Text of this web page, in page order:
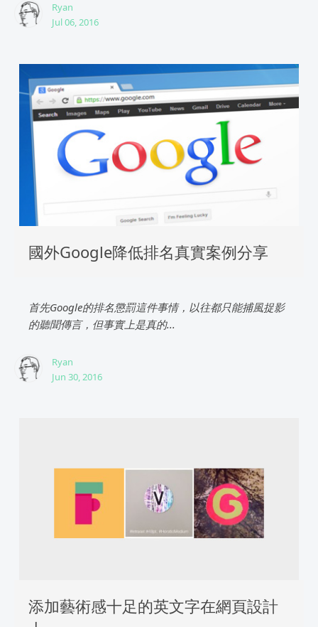
Ryan
Jul 06, 2016
國外Google降低排名真實案例分享
首先Google的排名懲罰這件事情，以往都只能捕風捉影
的聽聞傳言，但事實上是真的...
Ryan
Jun 30, 2016
添加藝術感十足的英文字在網頁設計